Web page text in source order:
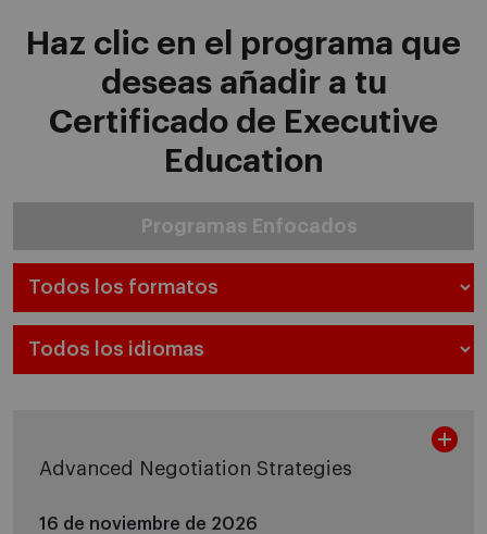
Haz clic en el programa que
deseas añadir a tu
Certificado de Executive
Education
Programas Enfocados
Advanced Negotiation Strategies
16 de noviembre de 2026